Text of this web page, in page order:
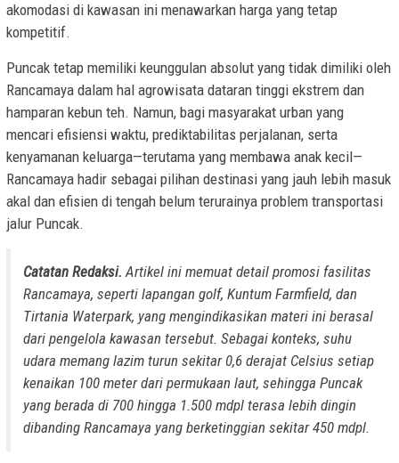
akomodasi di kawasan ini menawarkan harga yang tetap
kompetitif.
Puncak tetap memiliki keunggulan absolut yang tidak dimiliki oleh
Rancamaya dalam hal agrowisata dataran tinggi ekstrem dan
hamparan kebun teh. Namun, bagi masyarakat urban yang
mencari efisiensi waktu, prediktabilitas perjalanan, serta
kenyamanan keluarga—terutama yang membawa anak kecil—
Rancamaya hadir sebagai pilihan destinasi yang jauh lebih masuk
akal dan efisien di tengah belum terurainya problem transportasi
jalur Puncak.
Catatan Redaksi. Artikel ini memuat detail promosi fasilitas
Rancamaya, seperti lapangan golf, Kuntum Farmfield, dan
Tirtania Waterpark, yang mengindikasikan materi ini berasal
dari pengelola kawasan tersebut. Sebagai konteks, suhu
udara memang lazim turun sekitar 0,6 derajat Celsius setiap
kenaikan 100 meter dari permukaan laut, sehingga Puncak
yang berada di 700 hingga 1.500 mdpl terasa lebih dingin
dibanding Rancamaya yang berketinggian sekitar 450 mdpl.